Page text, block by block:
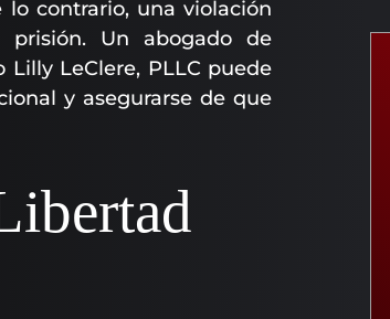
contrario, una violación
Un abogado de
LeClere, PLLC puede
y asegurarse de que